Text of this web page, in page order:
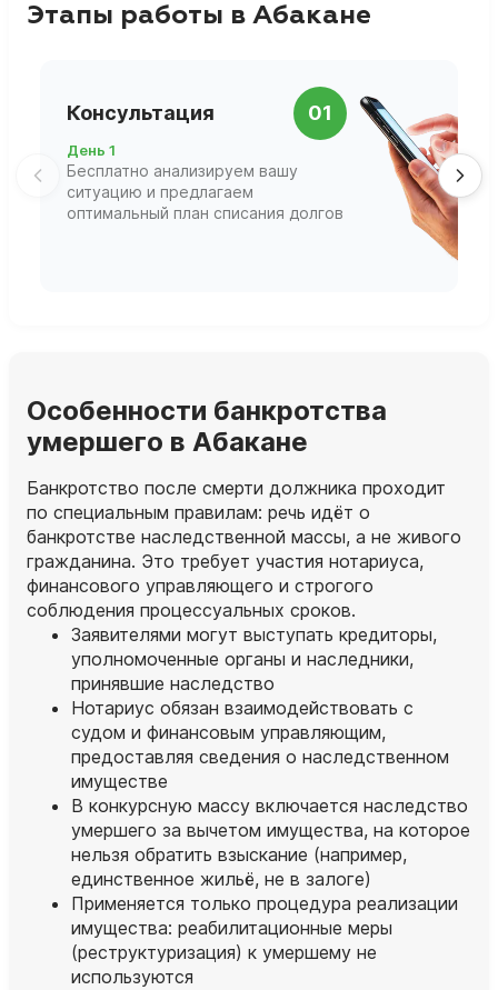
Этапы работы в Абакане
Консультация 01
День 1
Бесплатно анализируем вашу
ситуацию и предлагаем
оптимальный план списания долгов
Особенности банкротства
умершего в Абакане
Банкротство после смерти должника проходит
по специальным правилам: речь идёт о
банкротстве наследственной массы, а не живого
гражданина. Это требует участия нотариуса,
финансового управляющего и строгого
соблюдения процессуальных сроков.
Заявителями могут выступать кредиторы,
уполномоченные органы и наследники,
принявшие наследство
Нотариус обязан взаимодействовать с
судом и финансовым управляющим,
предоставляя сведения о наследственном
имуществе
В конкурсную массу включается наследство
умершего за вычетом имущества, на которое
нельзя обратить взыскание (например,
единственное жильё, не в залоге)
Применяется только процедура реализации
имущества: реабилитационные меры
(реструктуризация) к умершему не
используются